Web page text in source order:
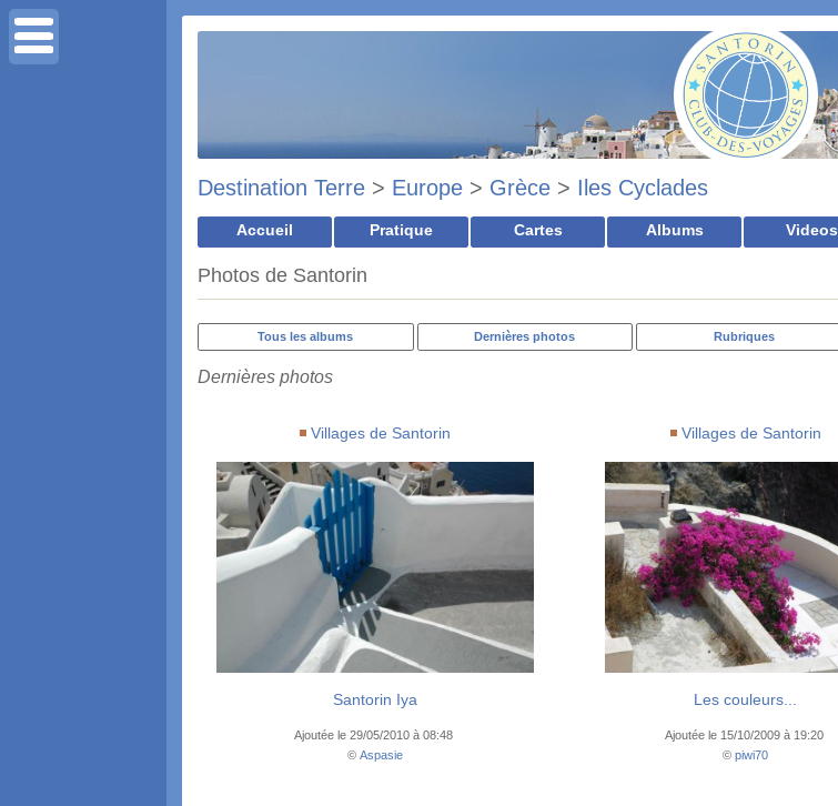
Destination Terre > Europe > Grèce > Iles Cyclades
Accueil Pratique Cartes Albums Videos
Photos de Santorin
Tous les albums Dernières photos Rubriques
Dernières photos
Villages de Santorin
Santorin Iya
Ajoutée le 29/05/2010 à 08:48
© Aspasie
Villages de Santorin
Les couleurs...
Ajoutée le 15/10/2009 à 19:20
©piwi70